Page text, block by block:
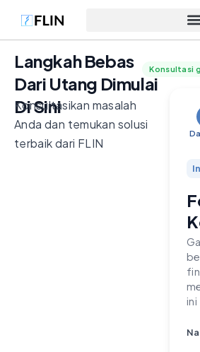
Langkah Bebas
Dari Utang Dimulai
Di Sini
Konsultasikan masalah
Anda dan temukan solusi
terbaik dari FLIN
Konsultasi
ini